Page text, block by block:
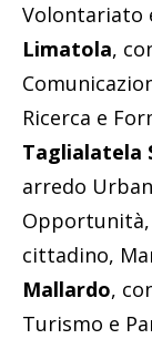
Volontariato
Limatola,
Ricerca e
Taglialatela
arredo
Opportunità,
cittadino,
Mallardo,
Turismo e